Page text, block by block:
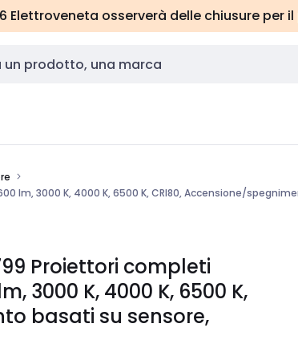
Elettroveneta osserverà delle chiusure per
lm, 3000 K, 4000 K, 6500 K, CRI80, Accensione/
Proiettori completi
3000 K, 4000 K, 6500 K,
basati su sensore,